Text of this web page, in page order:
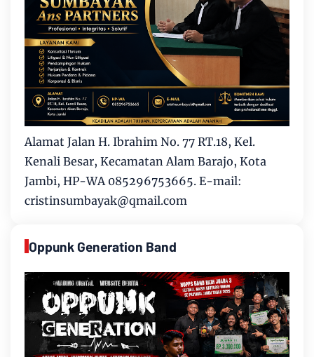
Alamat Jalan H. Ibrahim No. 77 RT.18, Kel.
Kenali Besar, Kecamatan Alam Barajo, Kota
Jambi, HP-WA 085296753665. E-mail:
cristinsumbayak@qmail.com
Oppunk Generation Band